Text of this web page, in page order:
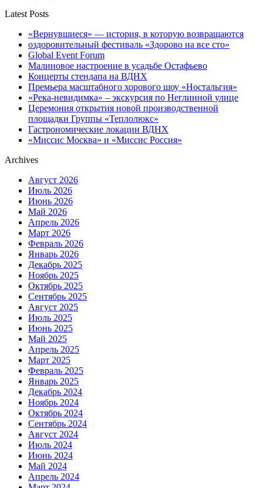
Latest Posts
«Вернувшиеся» — история, в которую возвращаются
оздоровительный фестиваль «Здорово на все сто»
Global Event Forum
Малиновое настроение в усадьбе Остафьево
Концерты стендапа на ВДНХ
Премьера масштабного хорового шоу «Ностальгия»
«Река-невидимка» – экскурсия по Неглинной улице
Церемония открытия новой производственной
площадки Группы «Теплолюкс»
Гастрономические локации ВДНХ
«Миссис Москва» и «Миссис Россия»
Archives
Август 2026
Июль 2026
Июнь 2026
Май 2026
Апрель 2026
Март 2026
Февраль 2026
Январь 2026
Декабрь 2025
Ноябрь 2025
Октябрь 2025
Сентябрь 2025
Август 2025
Июль 2025
Июнь 2025
Май 2025
Апрель 2025
Март 2025
Февраль 2025
Январь 2025
Декабрь 2024
Ноябрь 2024
Октябрь 2024
Сентябрь 2024
Август 2024
Июль 2024
Июнь 2024
Май 2024
Апрель 2024